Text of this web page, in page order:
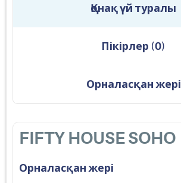
Қонақ үй туралы
Пікірлер (0)
Орналасқан жері
FIFTY HOUSE SOHO
Орналасқан жері